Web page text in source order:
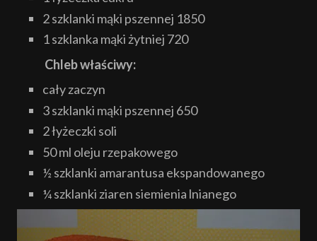
2 szklanki mąki pszennej 1850
1 szklanka mąki żytniej 720
Chleb właściwy:
cały zaczyn
3 szklanki mąki pszennej 650
2 łyżeczki soli
50 ml oleju rzepakowego
½ szklanki amarantusa ekspandowanego
¼ szklanki ziaren siemienia lnianego